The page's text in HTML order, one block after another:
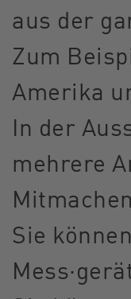
aus der
Zum
Amerika
In der
mehrere
Sie